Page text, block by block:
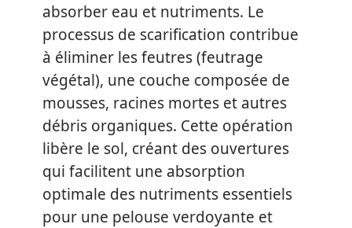
absorber eau et nutriments. Le
processus de scarification contribue
à éliminer les feutres (feutrage
végétal), une couche composée de
mousses, racines mortes et autres
débris organiques. Cette opération
libère le sol, créant des ouvertures
qui facilitent une absorption
optimale des nutriments essentiels
pour une pelouse verdoyante et